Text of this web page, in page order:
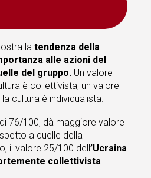
la tendenza della
alle azioni del
del gruppo. Un valore
è collettivista, un valore
cultura è individualista.
76/100, dà maggiore valore
a quelle della
il valore 25/100 dell’Ucraina
collettivista